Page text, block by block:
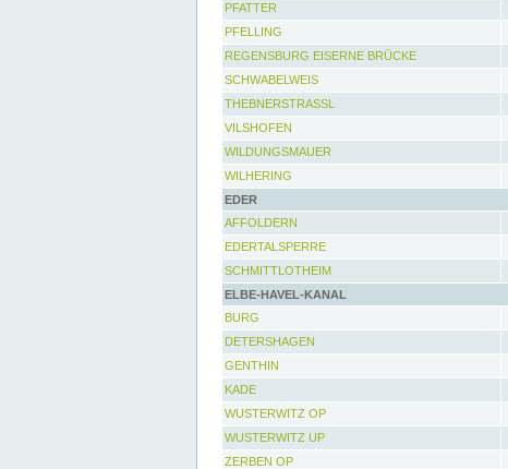
PFATTER
PFELLING
REGENSBURG EISERNE BRÜCKE
SCHWABELWEIS
THEBNERSTRASSL
VILSHOFEN
WILDUNGSMAUER
WILHERING
EDER
AFFOLDERN
EDERTALSPERRE
SCHMITTLOTHEIM
ELBE-HAVEL-KANAL
BURG
DETERSHAGEN
GENTHIN
KADE
WUSTERWITZ OP
WUSTERWITZ UP
ZERBEN OP